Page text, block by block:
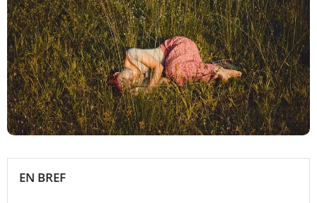
EN BREF